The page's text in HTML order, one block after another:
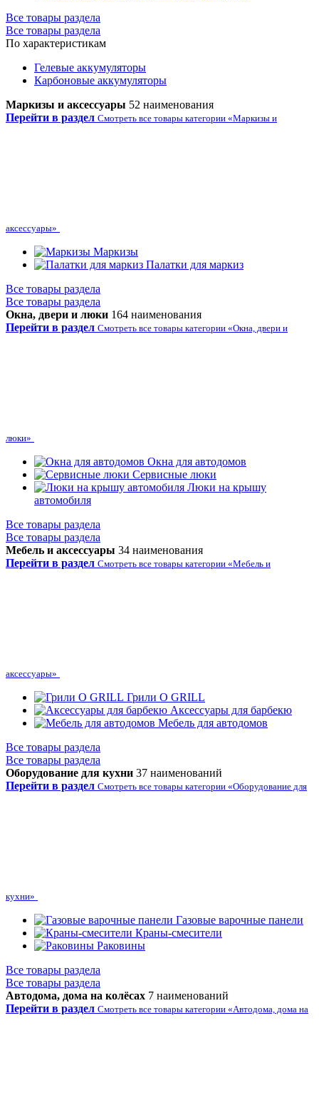
Все товары раздела
Все товары раздела
По характеристикам
Гелевые аккумуляторы
Карбоновые аккумуляторы
Маркизы и аксессуары 52 наименования
Перейти в раздел Смотреть все товары категории «Маркизы и
аксессуары»
Маркизы
Палатки для маркиз
Все товары раздела
Все товары раздела
Окна, двери и люки 164 наименования
Перейти в раздел Смотреть все товары категории «Окна, двери и
люки»
Окна для автодомов
Сервисные люки
Люки на крышу
автомобиля
Все товары раздела
Все товары раздела
Мебель и аксессуары 34 наименования
Перейти в раздел Смотреть все товары категории «Мебель и
аксессуары»
Грили O GRILL
Аксессуары для барбекю
Мебель для автодомов
Все товары раздела
Все товары раздела
Оборудование для кухни 37 наименований
Перейти в раздел Смотреть все товары категории «Оборудование для
кухни»
Газовые варочные панели
Краны-смесители
Раковины
Все товары раздела
Все товары раздела
Автодома, дома на колёсах 7 наименований
Перейти в раздел Смотреть все товары категории «Автодома, дома на